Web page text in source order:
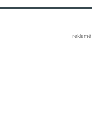
reklamë